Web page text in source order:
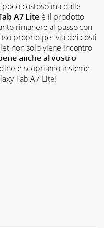
costoso ma dalle
A7 Lite è il prodotto
rimanere al passo con
proprio per via dei costi
non solo viene incontro
anche al vostro
e scopriamo insieme
Tab A7 Lite!